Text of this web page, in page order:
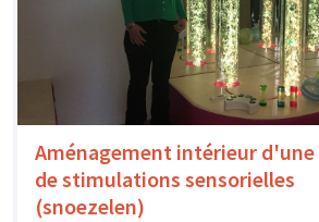
Aménagement intérieur d'une
de stimulations sensorielles
(snoezelen)